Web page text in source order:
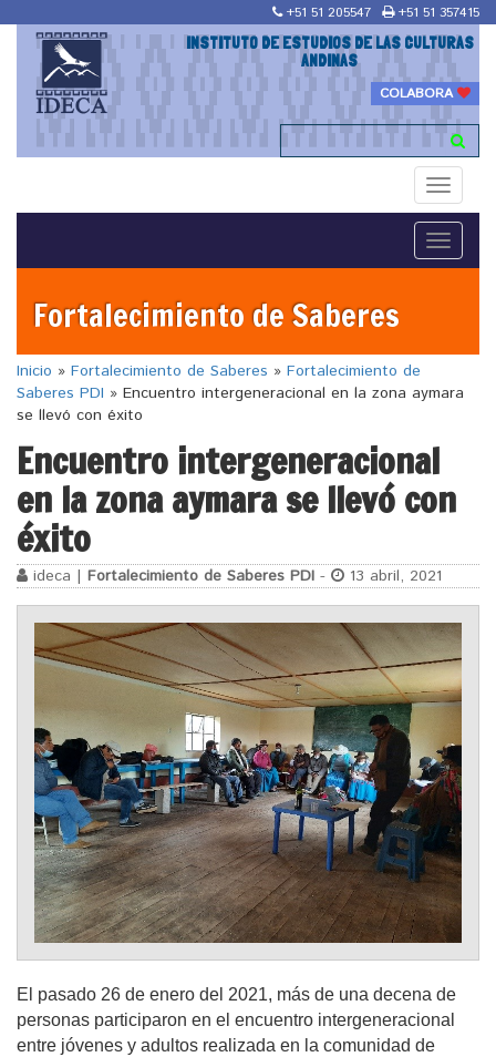
+51 51 205547 +51 51 357415
INSTITUTO DE ESTUDIOS DE LAS CULTURAS
ANDINAS
COLABORA
Toggle
Toggle
Fortalecimiento de Saberes
Inicio » Fortalecimiento de Saberes » Fortalecimiento de
Saberes PDI » Encuentro intergeneracional en la zona aymara
se llevó con éxito
Encuentro intergeneracional
en la zona aymara se llevó con
éxito
ideca | Fortalecimiento de Saberes PDI - 13 abril, 2021
El pasado 26 de enero del 2021, más de una decena de
personas participaron en el encuentro intergeneracional
entre jóvenes y adultos realizada en la comunidad de